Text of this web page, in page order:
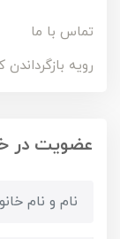
تماس با ما
رویه بازگرداندن
عضویت در